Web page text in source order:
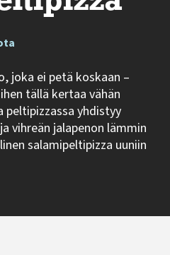
joka ei petä koskaan –
tällä kertaa vähän
peltipizzassa yhdistyy
vihreän jalapenon lämmin
salamipeltipizza uuniin